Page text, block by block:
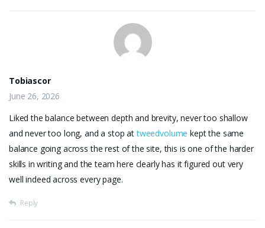
Tobiascor
June 26, 2026
Liked the balance between depth and brevity, never too shallow
and never too long, and a stop attweedvolume kept the same
balance going across the rest of the site, this is one of the harder
skills in writing and the team here clearly has it figured out very
well indeed across every page.
Reply